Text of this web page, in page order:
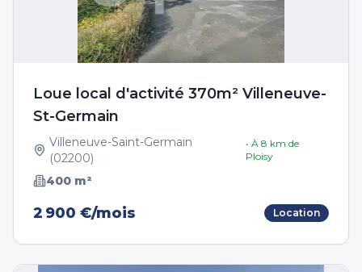
Loue local d'activité 370m² Villeneuve-
St-Germain
Villeneuve-Saint-Germain
(02200)
• À8 km de
Ploisy
400 m²
2 900 €/mois Location